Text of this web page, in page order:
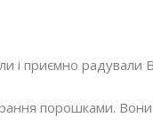
приємно радували
порошками.